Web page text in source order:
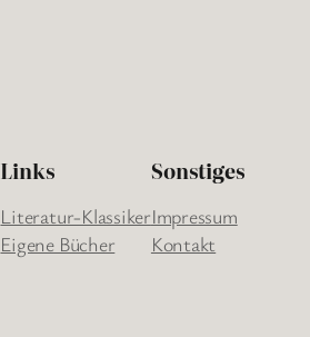
Links
Literatur-Klassiker
Eigene Bücher
Sonstiges
Impressum
Kontakt